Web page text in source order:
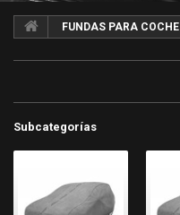
FUNDAS PARA COCHE
Subcategorías